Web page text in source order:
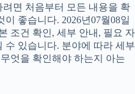
면 처음부터 모든 내용을 확
좋습니다. 2026년07월08일
조건 확인, 세부 안내, 필요 자
수 있습니다. 분야에 따라 세부
엇을 확인해야 하는지 아는